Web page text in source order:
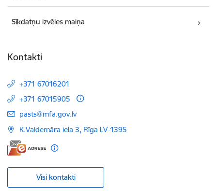
Sīkdatņu izvēles maiņa
Kontakti
+371 67016201
+371 67015905
E-pasts:
pasts@mfa.gov.lv
K.Valdemāra iela 3, Rīga LV-1395
Visi kontakti